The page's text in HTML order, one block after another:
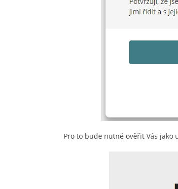
Pro to bude nutné ověřit Vás jako